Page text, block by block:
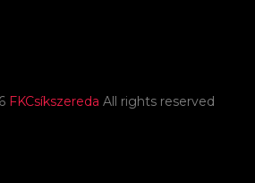
FKCsíkszereda All rights reserved